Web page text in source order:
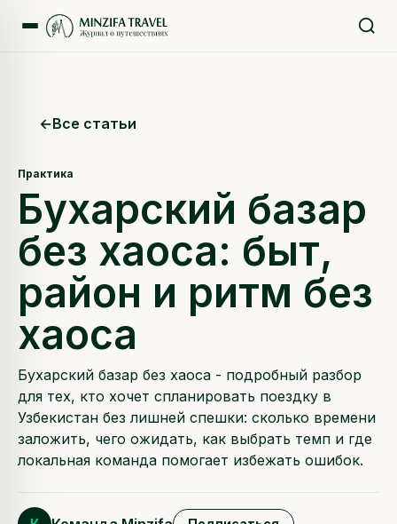
←Все статьи
Практика
Бухарский базар
без хаоса: быт,
район и ритм без
хаоса
Бухарский базар без хаоса - подробный разбор
для тех, кто хочет спланировать поездку в
Узбекистан без лишней спешки: сколько времени
заложить, чего ожидать, как выбрать темп и где
локальная команда помогает избежать ошибок.